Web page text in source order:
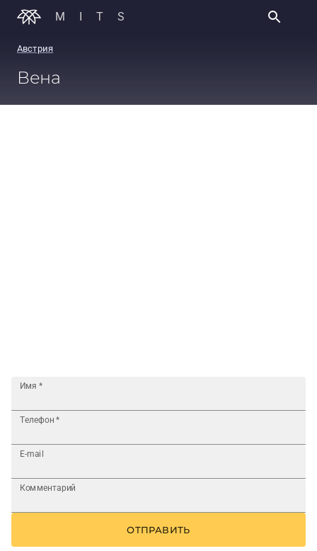
MITS
Австрия
Вена
Имя *
Телефон *
E-mail
Комментарий
ОТПРАВИТЬ